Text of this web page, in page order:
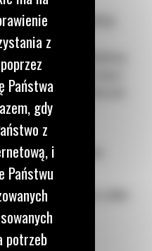
wydajność (APECS)
się z wysoką dokładnością.
wykorzystanie mocy i
silnik. Rezultatem jest
zastępuje włączenie
pomaga szybko
roboczej podczas
z
Państwa
gdy
z
i
Państwu
potrzeb